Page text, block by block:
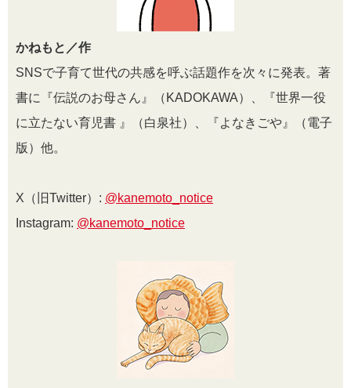
かねもと／作
SNSで子育て世代の共感を呼ぶ話題作を次々に発表。著
書に『伝説のお母さん』（KADOKAWA）、『世界一役
に立たない育児書 』（白泉社）、『よなきごや』（電子
版）他。
X（旧Twitter）: @kanemoto_notice
Instagram: @kanemoto_notice